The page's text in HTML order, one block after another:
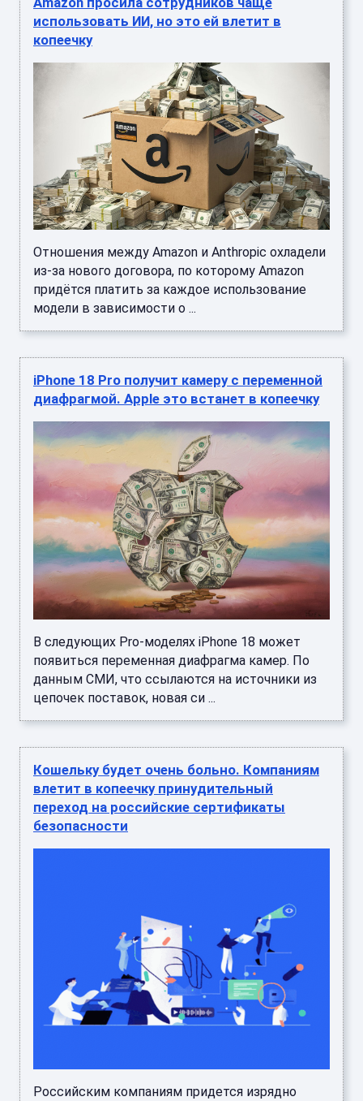
использовать ИИ, но это ей влетит в
копеечку
Отношения между Amazon и Anthropic охладели
из-за нового договора, по которому Amazon
придётся платить за каждое использование
модели в зависимости о ...
iPhone 18 Pro получит камеру с переменной
диафрагмой. Apple это встанет в копеечку
В следующих Pro-моделях iPhone 18 может
появиться переменная диафрагма камер. По
данным СМИ, что ссылаются на источники из
цепочек поставок, новая си ...
Кошельку будет очень больно. Компаниям
влетит в копеечку принудительный
переход на российские сертификаты
безопасности
Российским компаниям придется изрядно